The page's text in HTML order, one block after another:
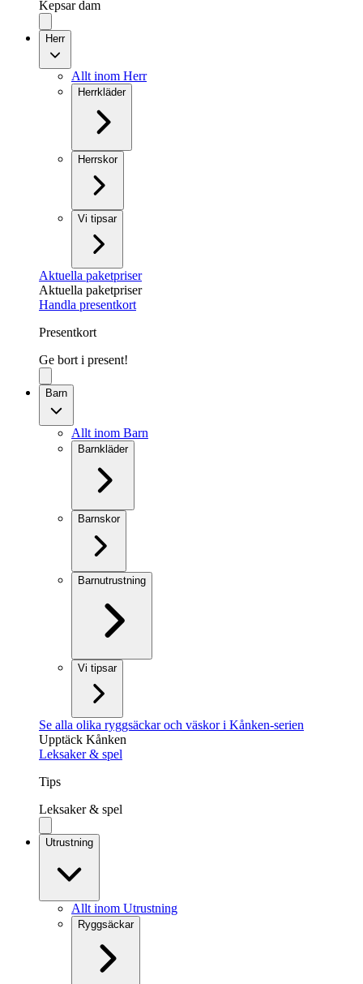
Kepsar dam
Herr
Allt inom Herr
Herrkläder
Herrskor
Vi tipsar
Aktuella paketpriser
Aktuella paketpriser
Handla presentkort
Presentkort
Ge bort i present!
Barn
Allt inom Barn
Barnkläder
Barnskor
Barnutrustning
Vi tipsar
Se alla olika ryggsäckar och väskor i Kånken-serien
Upptäck Kånken
Leksaker & spel
Tips
Leksaker & spel
Utrustning
Allt inom Utrustning
Ryggsäckar